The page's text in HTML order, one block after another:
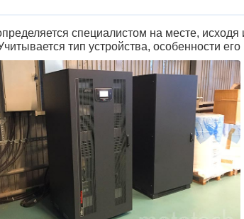
специалистом на месте, исходя
тип устройства, особенности